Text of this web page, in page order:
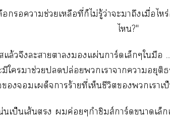
อกาช่วยเหลือที่ก็ไม่รู้ว่าะาถึงเมื่อไ
ไ?"
ล้วจึงะาาแผ่นการ์ดเล็กๆใมือ
มีใาช่วยปล่อยเาาาอยุ
เผด็จาร้ายที่เห็นชีวิตเาเ
เป็นเส้น ค่อยๆกำซิมส์การ์ดาเล็